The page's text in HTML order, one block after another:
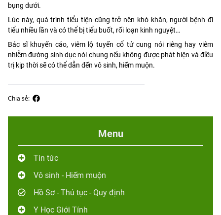
bụng dưới.
Lúc này, quá trình tiểu tiện cũng trở nên khó khăn, người bệnh đi
tiểu nhiều lần và có thể bị tiểu buốt, rối loạn kinh nguyệt…
Bác sĩ khuyến cáo, viêm lộ tuyến cổ tử cung nói riêng hay viêm
nhiễm đường sinh dục nói chung nếu không được phát hiện và điều
trị kịp thời sẽ có thể dẫn đến vô sinh, hiếm muộn.
Chia sẻ:
Menu
Tin tức
Vô sinh - Hiếm muộn
Hồ Sơ - Thủ tục - Quy định
Y Học Giới Tính